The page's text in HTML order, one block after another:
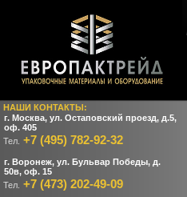
НАШИ КОНТАКТЫ:
г. Москва, ул. Остаповский проезд, д.5,
оф. 405
Тел. +7 (495) 782-92-32
г. Воронеж, ул. Бульвар Победы, д.
50в, оф. 15
Тел. +7 (473) 202-49-09